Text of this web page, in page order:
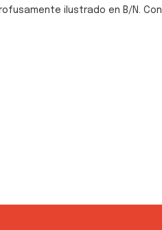
ilustrado en B/N. Con